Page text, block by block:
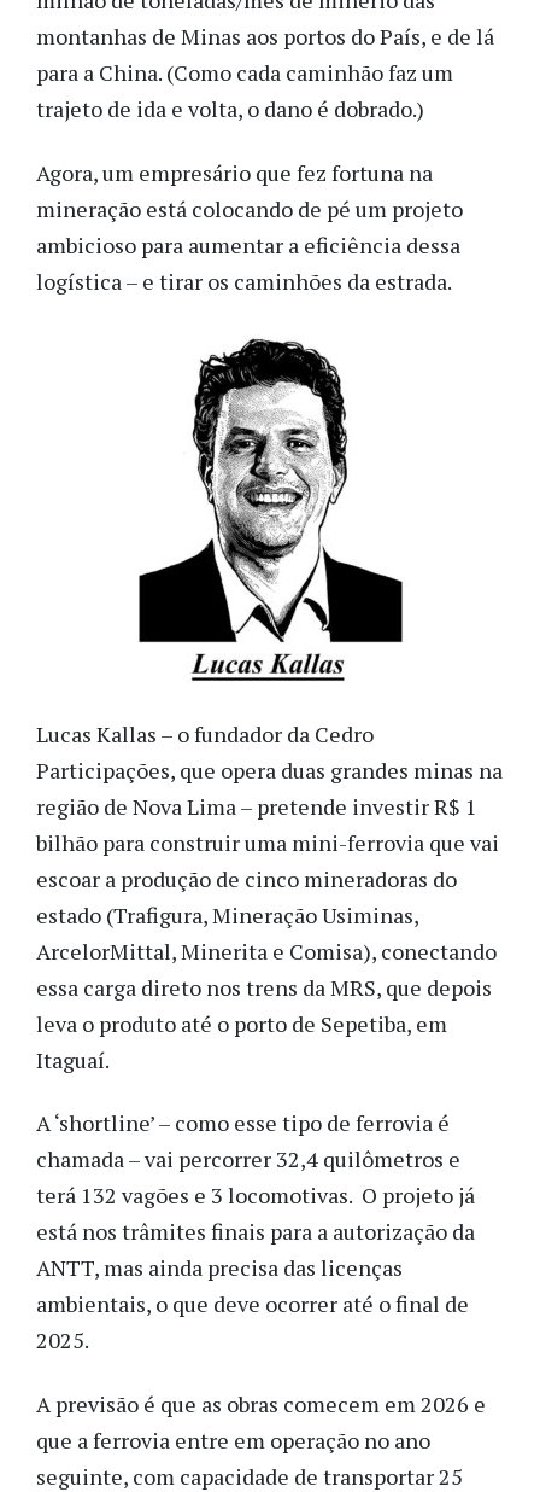
montanhas de Minas aos portos do País, e de lá
para a China. (Como cada caminhão faz um
trajeto de ida e volta, o dano é dobrado.)
Agora, um empresário que fez fortuna na
mineração está colocando de pé um projeto
ambicioso para aumentar a eficiência dessa
logística – e tirar os caminhões da estrada.
Lucas Kallas – o fundador da Cedro
Participações, que opera duas grandes minas na
região de Nova Lima – pretende investir R$ 1
bilhão para construir uma mini-ferrovia que vai
escoar a produção de cinco mineradoras do
estado (Trafigura, Mineração Usiminas,
ArcelorMittal, Minerita e Comisa), conectando
essa carga direto nos trens da MRS, que depois
leva o produto até o porto de Sepetiba, em
Itaguaí.
A ‘shortline’ – como esse tipo de ferrovia é
chamada – vai percorrer 32,4 quilômetros e
terá 132 vagões e 3 locomotivas. O projeto já
está nos trâmites finais para a autorização da
ANTT, mas ainda precisa das licenças
ambientais, o que deve ocorrer até o final de
2025.
A previsão é que as obras comecem em 2026 e
que a ferrovia entre em operação no ano
seguinte, com capacidade de transportar 25